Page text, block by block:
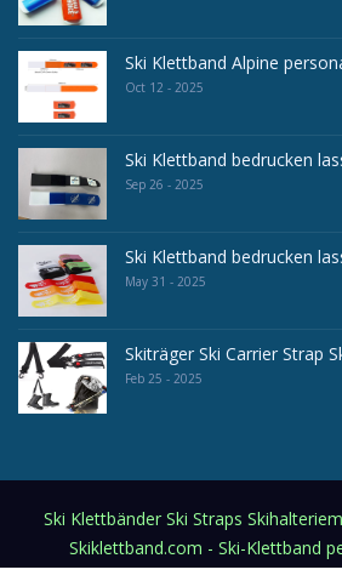
Ski Klettband Alpine
Oct 12 - 2025
Ski Klettband bedrucken
Sep 26 - 2025
Ski Klettband bedrucken
May 31 - 2025
Skiträger Ski Carrier Strap
Feb 25 - 2025
Ski Klettbänder Ski Straps
Skiklettband.com - Ski-Klettband